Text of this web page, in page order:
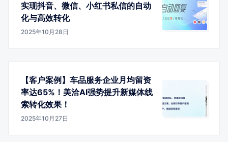
实现抖音、微信、小红书私信的自动
化与高效转化
2025年10月28日
【客户案例】车品服务企业月均留资
率达65%！美洽AI强势提升新媒体线
索转化效果！
2025年10月27日